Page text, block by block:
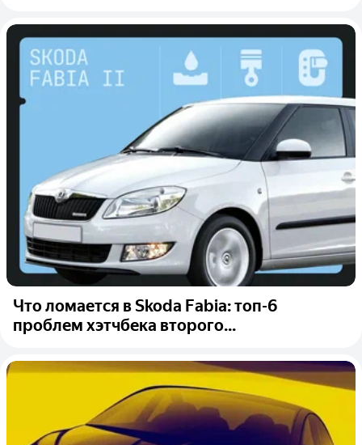
Что ломается в Skoda Fabia: топ-6
проблем хэтчбека второго...